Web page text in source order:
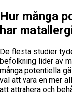
Hur många
har
De flesta studier
befolkning lider av
många potentiella
val att vara en mer
att attrahera och